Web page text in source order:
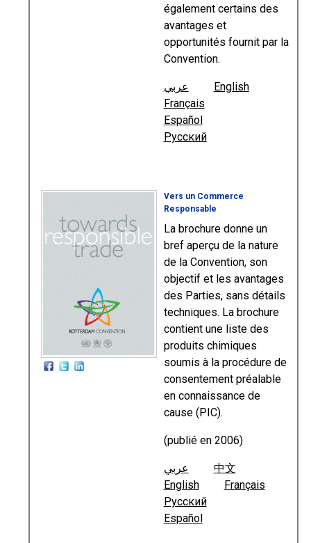
également certains des
avantages et
opportunités fournit par la
Convention.
عربي
English
Français
Español
Русский
Vers un Commerce
Responsable
La brochure donne un
bref aperçu de la nature
de la Convention, son
objectif et les avantages
des Parties, sans détails
techniques. La brochure
contient une liste des
produits chimiques
soumis à la procédure de
consentement préalable
en connaissance de
cause (PIC).
(publié en 2006)
عربي
中文
English
Français
Русский
Español